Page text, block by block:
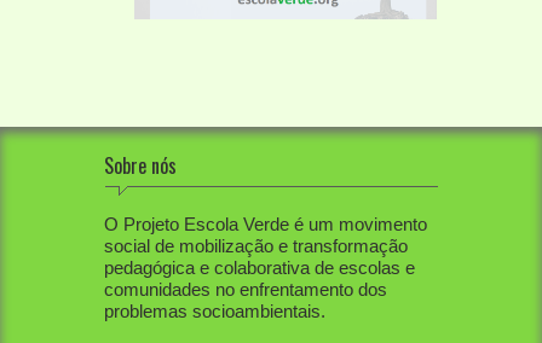
Sobre nós
O Projeto Escola Verde é um movimento
social de mobilização e transformação
pedagógica e colaborativa de escolas e
comunidades no enfrentamento dos
problemas socioambientais.